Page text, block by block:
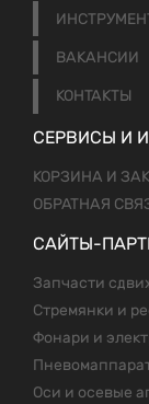
ВАКАНСИИ
КОНТАКТЫ
СЕРВИСЫ И
КОРЗИНА И
ОБРАТНАЯ
САЙТЫ-
Запчасти
Стремянки и
Фонари и
Оси и осевые